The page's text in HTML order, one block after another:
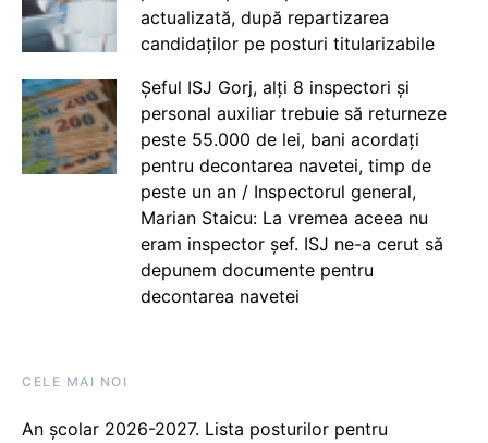
actualizată, după repartizarea
candidaților pe posturi titularizabile
Șeful ISJ Gorj, alți 8 inspectori și
personal auxiliar trebuie să returneze
peste 55.000 de lei, bani acordați
pentru decontarea navetei, timp de
peste un an / Inspectorul general,
Marian Staicu: La vremea aceea nu
eram inspector șef. ISJ ne-a cerut să
depunem documente pentru
decontarea navetei
CELE MAI NOI
An școlar 2026-2027. Lista posturilor pentru